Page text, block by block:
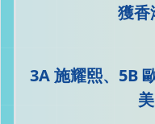
獲香
3A 施耀熙、5B